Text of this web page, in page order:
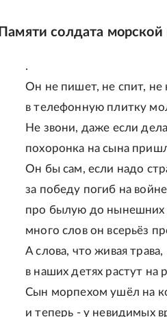
Памяти солдата
.
Он не пишет, не спит, не
в телефонную плитку
Не звони, даже если
похоронка на сына
Он бы сам, если надо
за победу погиб на
про былую до нынешних
много слов он всерьёз
А слова, что живая трава,
в наших детях растут на
Сын морпехом ушёл на
и теперь - у невидимых